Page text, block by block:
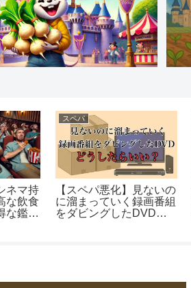
ネマ持
な飲食
な鑑賞
スペパ
【スペパ悪化】見ないの
に溜まっていく録画番組
をダビングしたDVDは